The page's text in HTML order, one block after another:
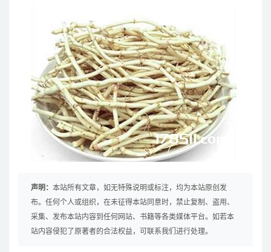
声明： 本站所有文章，如无特殊说明或标注，均为本站原创发
布。任何个人或组织，在未征得本站同意时，禁止复制、盗用、
采集、发布本站内容到任何网站、书籍等各类媒体平台。如若本
站内容侵犯了原著者的合法权益，可联系我们进行处理。